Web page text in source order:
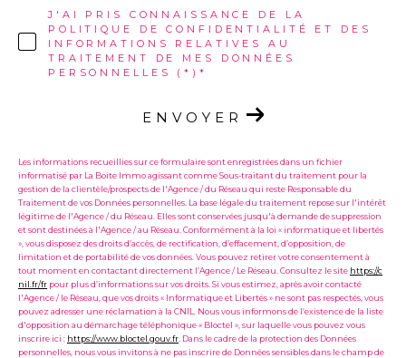
J'AI PRIS CONNAISSANCE DE LA
POLITIQUE DE CONFIDENTIALITÉ ET DES
INFORMATIONS RELATIVES AU
TRAITEMENT DE MES DONNÉES
PERSONNELLES (*)*
ENVOYER
Les informations recueillies sur ce formulaire sont enregistrées dans un fichier
informatisé par La Boite Immo agissant comme Sous-traitant du traitement pour la
gestion de la clientèle/prospects de l'Agence / du Réseau qui reste Responsable du
Traitement de vos Données personnelles. La base légale du traitement repose sur l'intérêt
légitime de l'Agence / du Réseau. Elles sont conservées jusqu'à demande de suppression
et sont destinées à l'Agence / au Réseau. Conformément à la loi « informatique et libertés
», vous disposez des droits d’accès, de rectification, d’effacement, d’opposition, de
limitation et de portabilité de vos données. Vous pouvez retirer votre consentement à
tout moment en contactant directement l’Agence / Le Réseau. Consultez le site https://c
nil.fr/fr pour plus d’informations sur vos droits. Si vous estimez, après avoir contacté
l'Agence / le Réseau, que vos droits « Informatique et Libertés » ne sont pas respectés, vous
pouvez adresser une réclamation à la CNIL. Nous vous informons de l’existence de la liste
d'opposition au démarchage téléphonique « Bloctel », sur laquelle vous pouvez vous
inscrire ici : https://www.bloctel.gouv.fr . Dans le cadre de la protection des Données
personnelles, nous vous invitons à ne pas inscrire de Données sensibles dans le champ de